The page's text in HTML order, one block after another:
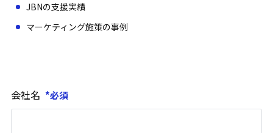
JBNの支援実績
マーケティング施策の事例
会社名